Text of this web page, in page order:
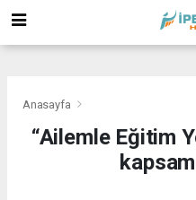
Anasayfa
“Ailemle Eğitim